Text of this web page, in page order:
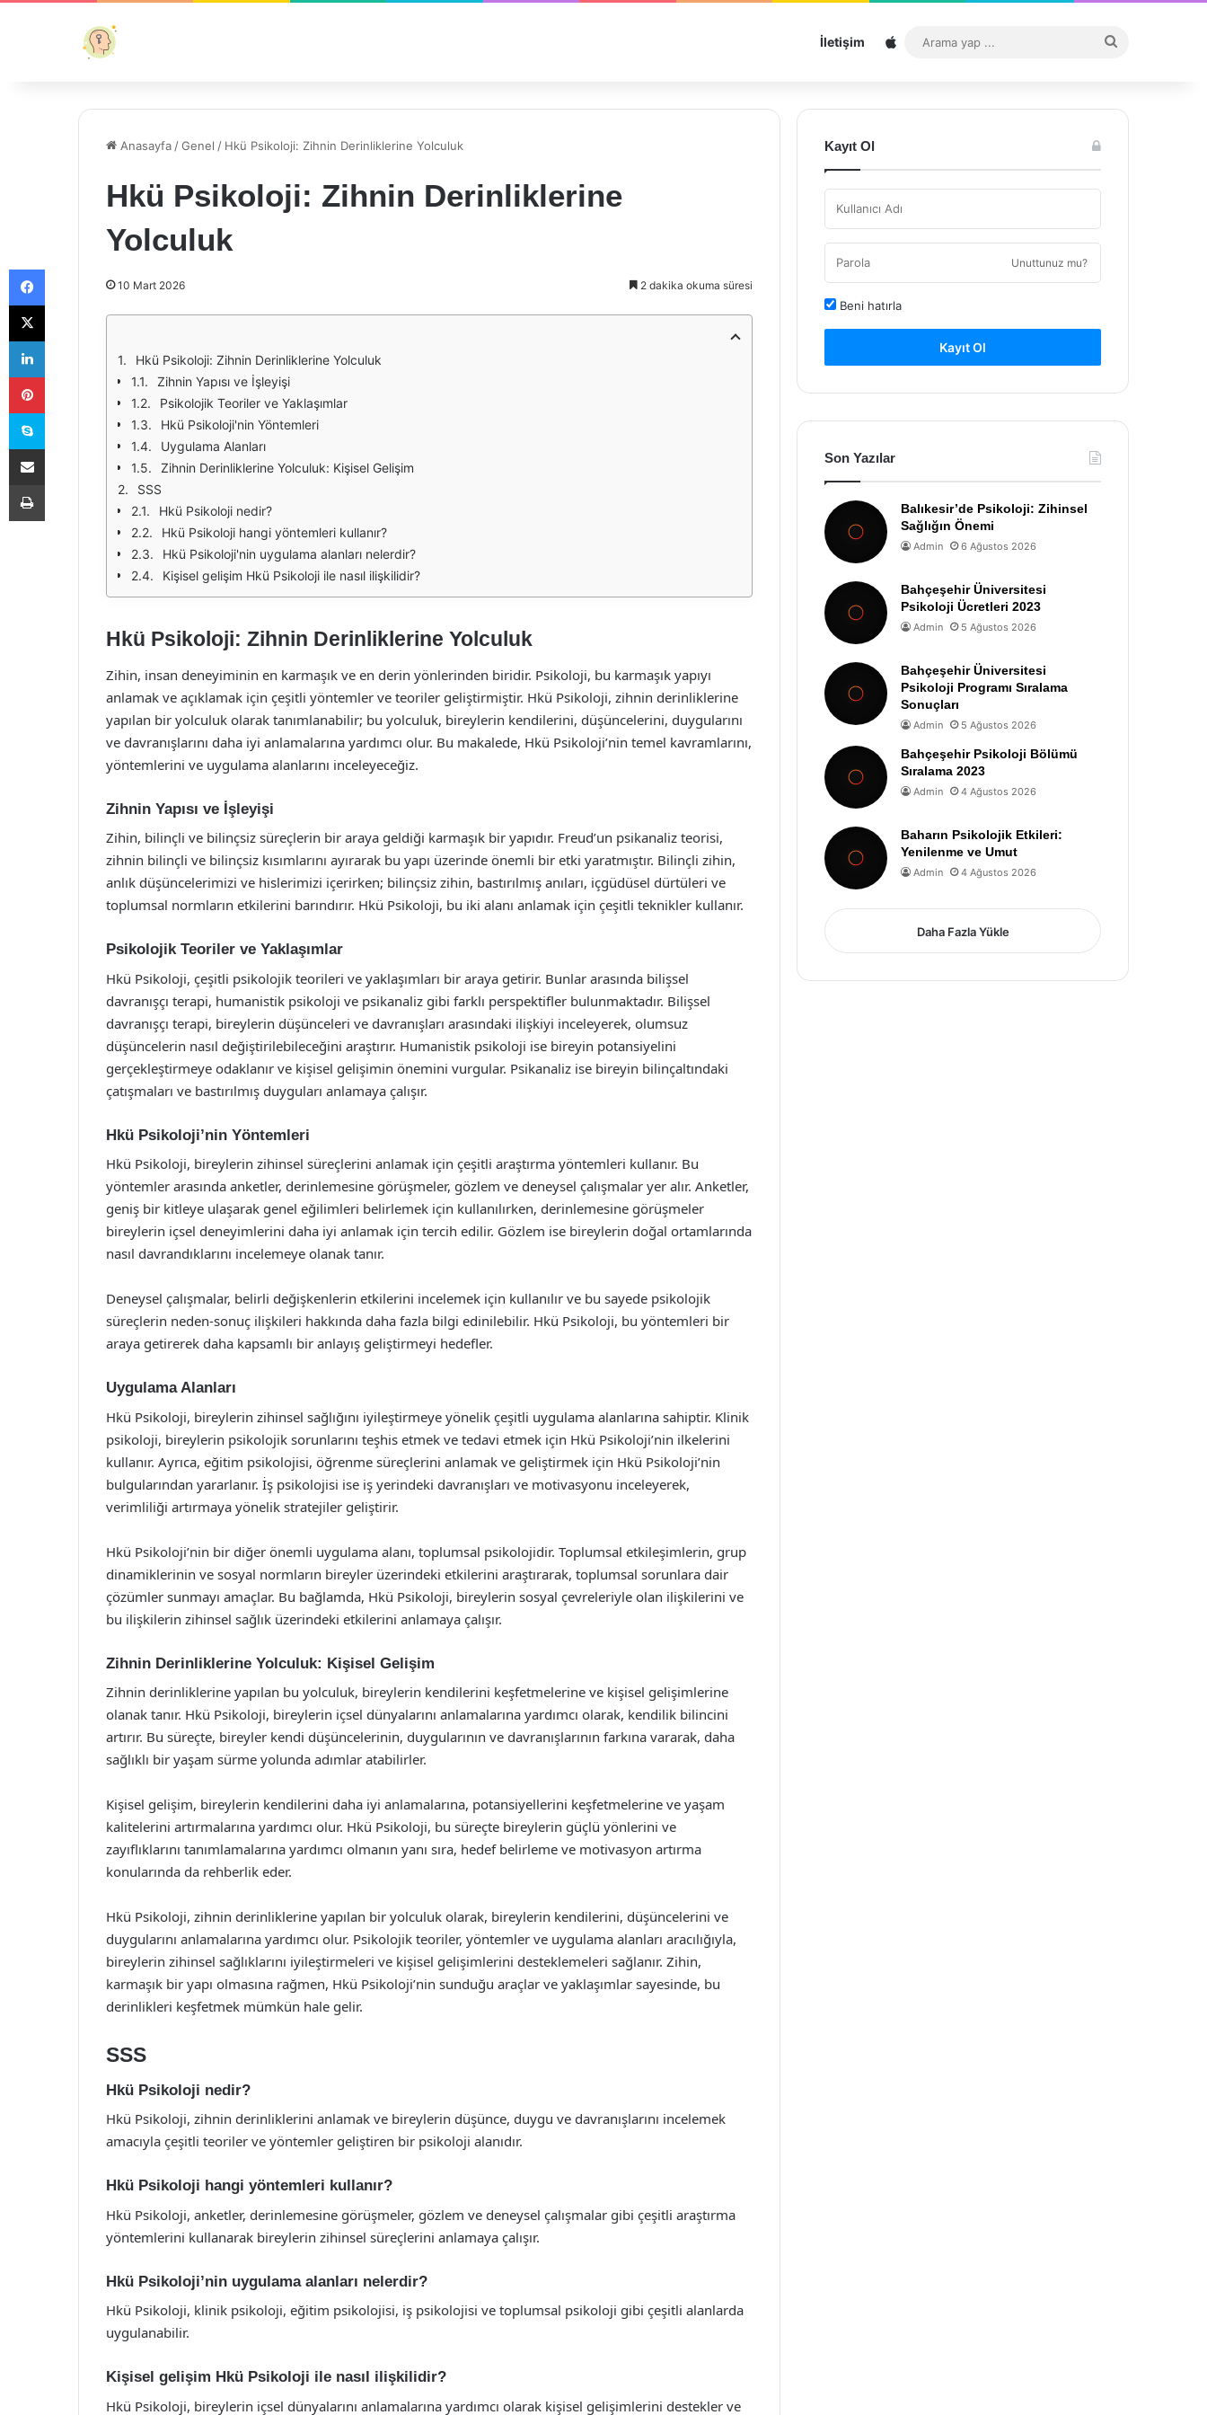
İletişim Sitemap
...
Anasayfa /Genel / Hkü Psikoloji: Zihnin Derinliklerine Yolculuk
Hkü Psikoloji: Zihnin Derinliklerine
Yolculuk
10 Mart 2026 2 dakika okuma süresi
Hkü Psikoloji: Zihnin Derinliklerine Yolculuk
Zihnin Yapısı ve İşleyişi
Psikolojik Teoriler ve Yaklaşımlar
Hkü Psikoloji'nin Yöntemleri
Uygulama Alanları
Zihnin Derinliklerine Yolculuk: Kişisel Gelişim
SSS
Hkü Psikoloji nedir?
Hkü Psikoloji hangi yöntemleri kullanır?
Hkü Psikoloji'nin uygulama alanları nelerdir?
Kişisel gelişim Hkü Psikoloji ile nasıl ilişkilidir?
Hkü Psikoloji: Zihnin Derinliklerine Yolculuk
Zihin, insan deneyiminin en karmaşık ve en derin yönlerinden biridir. Psikoloji, bu karmaşık yapıyı
anlamak ve açıklamak için çeşitli yöntemler ve teoriler geliştirmiştir. Hkü Psikoloji, zihnin derinliklerine
yapılan bir yolculuk olarak tanımlanabilir; bu yolculuk, bireylerin kendilerini, düşüncelerini, duygularını
ve davranışlarını daha iyi anlamalarına yardımcı olur. Bu makalede, Hkü Psikoloji’nin temel kavramlarını,
yöntemlerini ve uygulama alanlarını inceleyeceğiz.
Zihnin Yapısı ve İşleyişi
Zihin, bilinçli ve bilinçsiz süreçlerin bir araya geldiği karmaşık bir yapıdır. Freud’un psikanaliz teorisi,
zihnin bilinçli ve bilinçsiz kısımlarını ayırarak bu yapı üzerinde önemli bir etki yaratmıştır. Bilinçli zihin,
anlık düşüncelerimizi ve hislerimizi içerirken; bilinçsiz zihin, bastırılmış anıları, içgüdüsel dürtüleri ve
toplumsal normların etkilerini barındırır. Hkü Psikoloji, bu iki alanı anlamak için çeşitli teknikler kullanır.
Psikolojik Teoriler ve Yaklaşımlar
Hkü Psikoloji, çeşitli psikolojik teorileri ve yaklaşımları bir araya getirir. Bunlar arasında bilişsel
davranışçı terapi, humanistik psikoloji ve psikanaliz gibi farklı perspektifler bulunmaktadır. Bilişsel
davranışçı terapi, bireylerin düşünceleri ve davranışları arasındaki ilişkiyi inceleyerek, olumsuz
düşüncelerin nasıl değiştirilebileceğini araştırır. Humanistik psikoloji ise bireyin potansiyelini
gerçekleştirmeye odaklanır ve kişisel gelişimin önemini vurgular. Psikanaliz ise bireyin bilinçaltındaki
çatışmaları ve bastırılmış duyguları anlamaya çalışır.
Hkü Psikoloji’nin Yöntemleri
Hkü Psikoloji, bireylerin zihinsel süreçlerini anlamak için çeşitli araştırma yöntemleri kullanır. Bu
yöntemler arasında anketler, derinlemesine görüşmeler, gözlem ve deneysel çalışmalar yer alır. Anketler,
geniş bir kitleye ulaşarak genel eğilimleri belirlemek için kullanılırken, derinlemesine görüşmeler
bireylerin içsel deneyimlerini daha iyi anlamak için tercih edilir. Gözlem ise bireylerin doğal ortamlarında
nasıl davrandıklarını incelemeye olanak tanır.
Deneysel çalışmalar, belirli değişkenlerin etkilerini incelemek için kullanılır ve bu sayede psikolojik
süreçlerin neden-sonuç ilişkileri hakkında daha fazla bilgi edinilebilir. Hkü Psikoloji, bu yöntemleri bir
araya getirerek daha kapsamlı bir anlayış geliştirmeyi hedefler.
Uygulama Alanları
Hkü Psikoloji, bireylerin zihinsel sağlığını iyileştirmeye yönelik çeşitli uygulama alanlarına sahiptir. Klinik
psikoloji, bireylerin psikolojik sorunlarını teşhis etmek ve tedavi etmek için Hkü Psikoloji’nin ilkelerini
kullanır. Ayrıca, eğitim psikolojisi, öğrenme süreçlerini anlamak ve geliştirmek için Hkü Psikoloji’nin
bulgularından yararlanır. İş psikolojisi ise iş yerindeki davranışları ve motivasyonu inceleyerek,
verimliliği artırmaya yönelik stratejiler geliştirir.
Hkü Psikoloji’nin bir diğer önemli uygulama alanı, toplumsal psikolojidir. Toplumsal etkileşimlerin, grup
dinamiklerinin ve sosyal normların bireyler üzerindeki etkilerini araştırarak, toplumsal sorunlara dair
çözümler sunmayı amaçlar. Bu bağlamda, Hkü Psikoloji, bireylerin sosyal çevreleriyle olan ilişkilerini ve
bu ilişkilerin zihinsel sağlık üzerindeki etkilerini anlamaya çalışır.
Zihnin Derinliklerine Yolculuk: Kişisel Gelişim
Zihnin derinliklerine yapılan bu yolculuk, bireylerin kendilerini keşfetmelerine ve kişisel gelişimlerine
olanak tanır. Hkü Psikoloji, bireylerin içsel dünyalarını anlamalarına yardımcı olarak, kendilik bilincini
artırır. Bu süreçte, bireyler kendi düşüncelerinin, duygularının ve davranışlarının farkına vararak, daha
sağlıklı bir yaşam sürme yolunda adımlar atabilirler.
Kişisel gelişim, bireylerin kendilerini daha iyi anlamalarına, potansiyellerini keşfetmelerine ve yaşam
kalitelerini artırmalarına yardımcı olur. Hkü Psikoloji, bu süreçte bireylerin güçlü yönlerini ve
zayıflıklarını tanımlamalarına yardımcı olmanın yanı sıra, hedef belirleme ve motivasyon artırma
konularında da rehberlik eder.
Hkü Psikoloji, zihnin derinliklerine yapılan bir yolculuk olarak, bireylerin kendilerini, düşüncelerini ve
duygularını anlamalarına yardımcı olur. Psikolojik teoriler, yöntemler ve uygulama alanları aracılığıyla,
bireylerin zihinsel sağlıklarını iyileştirmeleri ve kişisel gelişimlerini desteklemeleri sağlanır. Zihin,
karmaşık bir yapı olmasına rağmen, Hkü Psikoloji’nin sunduğu araçlar ve yaklaşımlar sayesinde, bu
derinlikleri keşfetmek mümkün hale gelir.
SSS
Hkü Psikoloji nedir?
Hkü Psikoloji, zihnin derinliklerini anlamak ve bireylerin düşünce, duygu ve davranışlarını incelemek
amacıyla çeşitli teoriler ve yöntemler geliştiren bir psikoloji alanıdır.
Hkü Psikoloji hangi yöntemleri kullanır?
Hkü Psikoloji, anketler, derinlemesine görüşmeler, gözlem ve deneysel çalışmalar gibi çeşitli araştırma
yöntemlerini kullanarak bireylerin zihinsel süreçlerini anlamaya çalışır.
Hkü Psikoloji’nin uygulama alanları nelerdir?
Hkü Psikoloji, klinik psikoloji, eğitim psikolojisi, iş psikolojisi ve toplumsal psikoloji gibi çeşitli alanlarda
uygulanabilir.
Kişisel gelişim Hkü Psikoloji ile nasıl ilişkilidir?
Hkü Psikoloji, bireylerin içsel dünyalarını anlamalarına yardımcı olarak kişisel gelişimlerini destekler ve
Kayıt Ol
Unuttunuz mu?
Beni hatırla
Kayıt Ol
Son Yazılar
Balıkesir’de Psikoloji: Zihinsel
Sağlığın Önemi
Admin 6 Ağustos 2026
Bahçeşehir Üniversitesi
Psikoloji Ücretleri 2023
Admin 5 Ağustos 2026
Bahçeşehir Üniversitesi
Psikoloji Programı Sıralama
Sonuçları
Admin 5 Ağustos 2026
Bahçeşehir Psikoloji Bölümü
Sıralama 2023
Admin 4 Ağustos 2026
Baharın Psikolojik Etkileri:
Yenilenme ve Umut
Admin 4 Ağustos 2026
Daha Fazla Yükle
Facebook
X
LinkedIn
Pinterest
Skype
E-Posta ile paylaş